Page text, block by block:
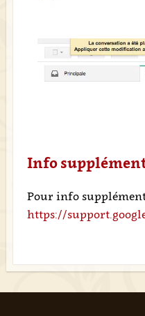
Info
Pour info
https://